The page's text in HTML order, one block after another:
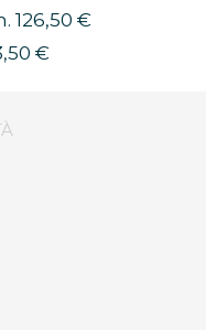
126,50 €
€